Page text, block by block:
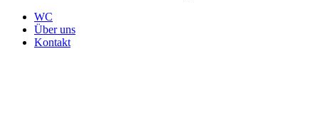
WC
Über uns
Kontakt